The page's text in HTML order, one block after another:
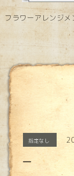
フラワーアレンジ
指定なし
―